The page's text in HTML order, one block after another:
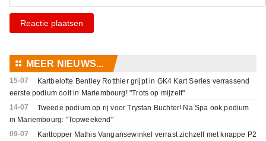
Reactie plaatsen
⚏ MEER NIEUWS...
15-07
Kartbelofte Bentley Rotthier grijpt in GK4 Kart Series verrassend
eerste podium ooit in Mariembourg! "Trots op mijzelf"
14-07
Tweede podium op rij voor Trystan Buchter! Na Spa ook podium
in Mariembourg: "Topweekend"
09-07
Karttopper Mathis Vangansewinkel verrast zichzelf met knappe P2